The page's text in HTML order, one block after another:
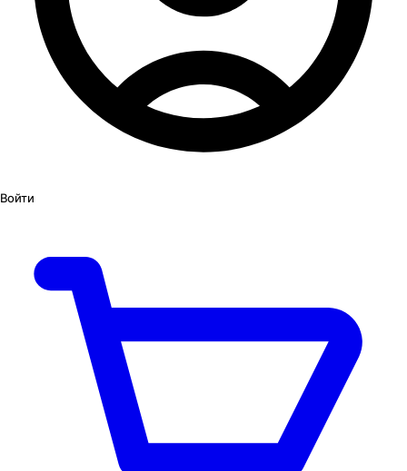
Войти